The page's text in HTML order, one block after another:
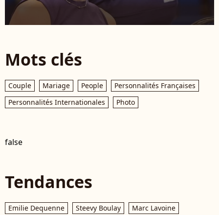
Mots clés
Couple Mariage People
Personnalités Françaises
Personnalités Internationales
Photo
false
Tendances
Emilie Dequenne Steevy Boulay
Marc Lavoine